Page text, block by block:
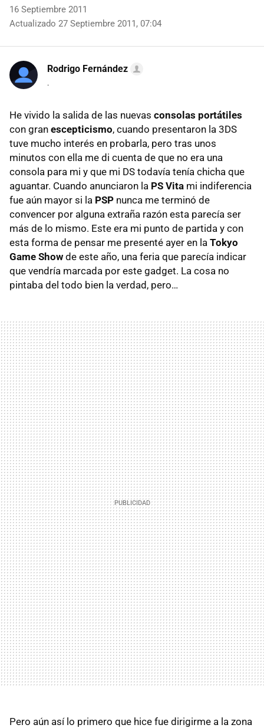
16 Septiembre 2011
Actualizado 27 Septiembre 2011, 07:04
Rodrigo Fernández
.
He vivido la salida de las nuevas consolas portátiles
con gran escepticismo, cuando presentaron la 3DS
tuve mucho interés en probarla, pero tras unos
minutos con ella me di cuenta de que no era una
consola para mi y que mi DS todavía tenía chicha que
aguantar. Cuando anunciaron la PS Vita mi indiferencia
fue aún mayor si la PSP nunca me terminó de
convencer por alguna extraña razón esta parecía ser
más de lo mismo. Este era mi punto de partida y con
esta forma de pensar me presenté ayer en la Tokyo
Game Show de este año, una feria que parecía indicar
que vendría marcada por este gadget. La cosa no
pintaba del todo bien la verdad, pero…
Pero aún así lo primero que hice fue dirigirme a la zona